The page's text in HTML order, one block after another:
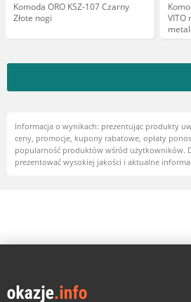
Komoda ORO KSZ-107 Czarny
Złote nogi
VITO
Informacja o wynikach: prezentując produkty
ceny, promocje, kupony rabatowe, opłaty
popularność produktów wśród użytkowników.
prezentować wysokiej jakości i aktualne